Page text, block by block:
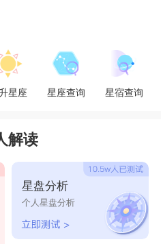
星座 星座查询 星宿查询
解读
星盘分析
个人星盘分析